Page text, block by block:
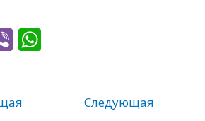
Vi
Следующая